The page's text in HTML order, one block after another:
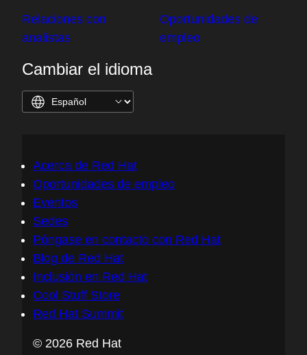
Relaciones con
analistas
Oportunidades de
empleo
Cambiar el idioma
Acerca de Red Hat
Oportunidades de empleo
Eventos
Sedes
Póngase en contacto con Red Hat
Blog de Red Hat
Inclusión en Red Hat
Cool Stuff Store
Red Hat Summit
© 2026 Red Hat